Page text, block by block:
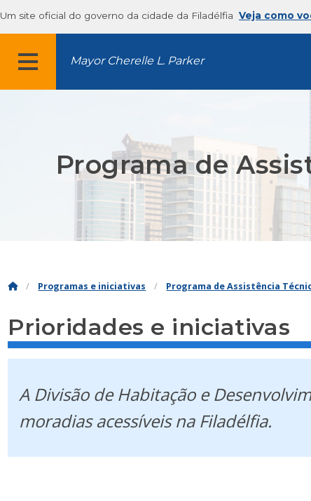
Um site oficial do governo da cidade da Filadélfia Veja como
MENU
Mayor Cherelle L. Parker
Programa de
Programas e iniciativas Programa de Assistência
Prioridades e iniciativas
A Divisão de Habitação e
moradias acessíveis na Filadélfia.